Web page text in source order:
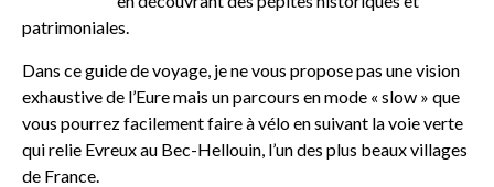
patrimoniales.
Dans ce guide de voyage, je ne vous propose pas une vision
exhaustive de l’Eure mais un parcours en mode « slow » que
vous pourrez facilement faire à vélo en suivant la voie verte
qui relie Evreux au Bec-Hellouin, l’un des plus beaux villages
de France.